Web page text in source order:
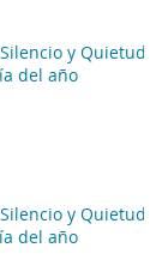
del año
del año